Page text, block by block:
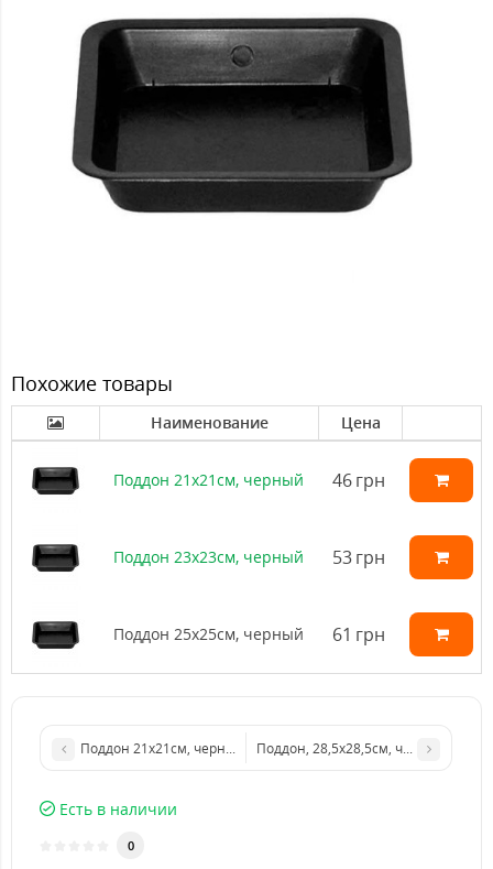
Похожие товары
Наименование Цена
Поддон 21х21см, черный 46 грн
Поддон 23х23см, черный 53 грн
Поддон 25х25см, черный 61 грн
Поддон 21х21см, черный Поддон, 28,5х28,5см, черный
Есть в наличии
0